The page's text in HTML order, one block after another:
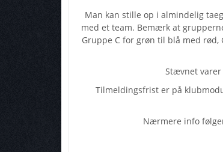
Man kan stille op i almindelig
med et team. Bemærk at
Gruppe C for grøn til blå med
Stævnet varer
Tilmeldingsfrist er på
Nærmere info